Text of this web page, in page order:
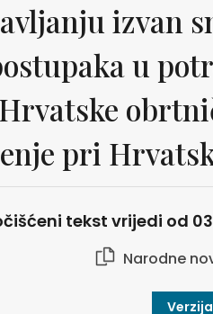
izvan
u
pri
tekst vrijedi od
Narodne
Verzija